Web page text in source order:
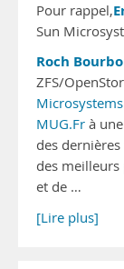
Pour rappel,
Sun
Roch
ZFS/
Microsystems
MUG.Fr à
des
des meilleurs
et de …
[Lire plus]